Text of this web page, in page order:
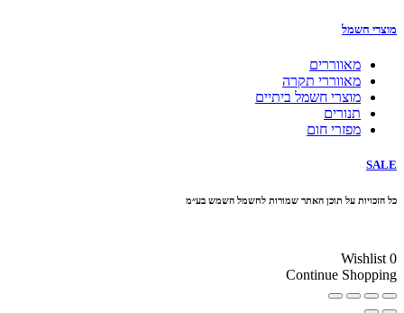
מוצרי חשמל
מאווררים
מאווררי תקרה
מוצרי חשמל ביתיים
תנורים
מפזרי חום
SALE
כל הזכויות על תוכן האתר שמורות לחשמל השמש בע״מ
Wishlist 0
Continue Shopping